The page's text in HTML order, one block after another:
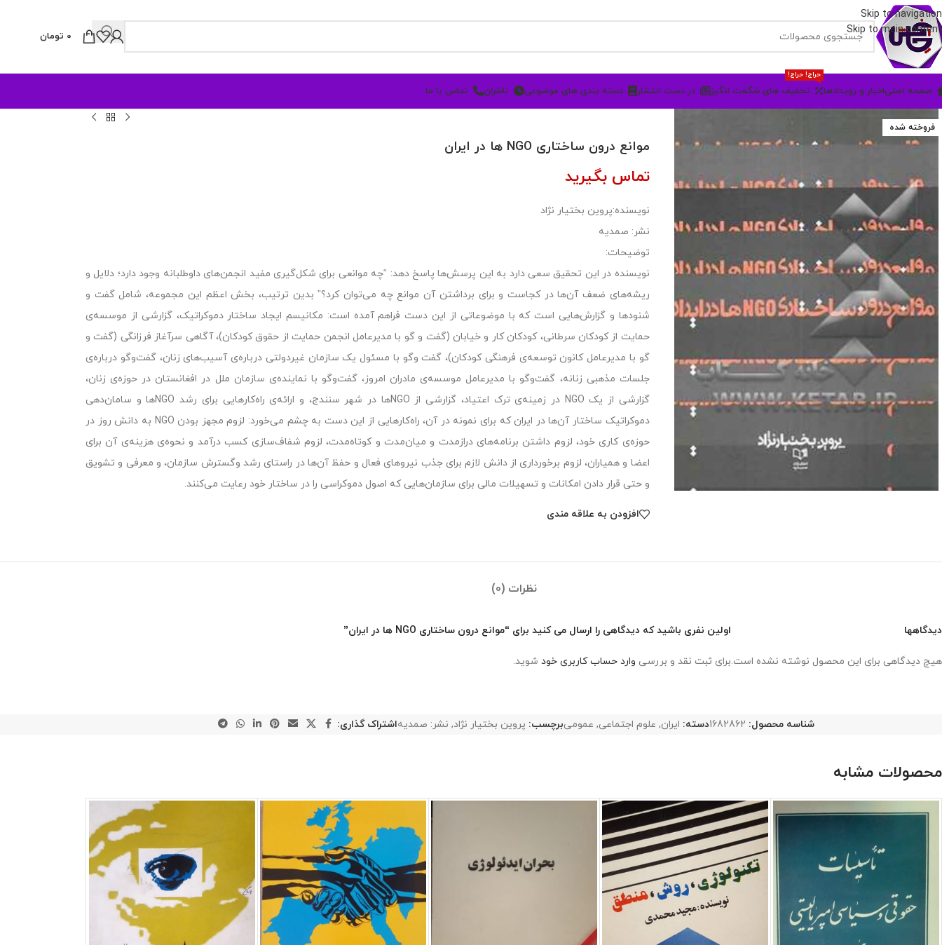
Skip to navigation
Skip to main content
0 تومان
صفحه اصلیاخبار و رویدادها تخفیف های شگفت انگیز
حراج! حراج!
در دست انتشار دسته بندی های موضوعی ناشران تماس با ما
فروخته شده
موانع درون ساختاری NGO ها در ایران
تماس بگیرید
نویسنده:پروین بختیار نژاد
نشر: صمدیه
توضیحات:
نویسنده در این تحقیق سعی دارد به این پرسش‌ها پاسخ دهد: “چه موانعی برای شکل‌گیری مفید انجمن‌های داوطلبانه وجود دارد؛ دلایل و
ریشه‌های ضعف آن‌ها در کجاست و برای برداشتن آن موانع چه می‌توان کرد؟” بدین ترتیب، بخش اعظم این مجموعه، شامل گفت و
شنودها و گزارش‌هایی است که با موضوعاتی از این دست فراهم آمده است: مکانیسم ایجاد ساختار دموکراتیک، گزارشی از موسسه‌ی
حمایت از کودکان سرطانی، کودکان کار و خیابان (گفت و گو با مدیرعامل انجمن حمایت از حقوق کودکان)، آگاهی سرآغاز فرزانگی (گفت و
گو با مدیرعامل کانون توسعه‌ی فرهنگی کودکان)، گفت وگو با مسئول یک سازمان غیردولتی درباره‌ی آسیب‌های زنان، گفت‌وگو درباره‌ی
جلسات مذهبی زنانه، گفت‌وگو با مدیرعامل موسسه‌ی مادران امروز، گفت‌وگو با نماینده‌ی سازمان ملل در افغانستان در حوزه‌ی زنان،
گزارشی از یک NGO در زمینه‌ی ترک اعتیاد، گزارشی از NGOها در شهر سنندج، و ارائه‌ی راه‌کارهایی برای رشد NGOها و سامان‌دهی
دموکراتیک ساختار آن‌ها در ایران که برای نمونه در آن، راه‌کارهایی از این دست به چشم می‌خورد: لزوم مجهز بودن NGO به دانش روز در
حوزه‌ی کاری خود، لزوم داشتن برنامه‌های درازمدت و میان‌مدت و کوتاه‌مدت، لزوم شفاف‌سازی کسب درآمد و نحوه‌ی هزینه‌ی آن برای
اعضا و همیاران، لزوم برخورداری از دانش لازم برای جذب نیروهای فعال و حفظ آن‌ها در راستای رشد وگسترش سازمان، و معرفی و تشویق
و حتی قرار دادن امکانات و تسهیلات مالی برای سازمان‌هایی که اصول دموکراسی را در ساختار خود رعایت می‌کنند.
افزودن به علاقه مندی
نظرات (0)
دیدگاهها
هیچ دیدگاهی برای این محصول نوشته نشده است.
اولین نفری باشید که دیدگاهی را ارسال می کنید برای “موانع درون ساختاری NGO ها در ایران”
برای ثبت نقد و بررسی وارد حساب کاربری خود شوید.
شناسه محصول: 1682862دسته: ایران, علوم اجتماعی, عمومیبرچسب: پروین بختیار نژاد, نشر: صمدیهاشتراک گذاری:
محصولات مشابه